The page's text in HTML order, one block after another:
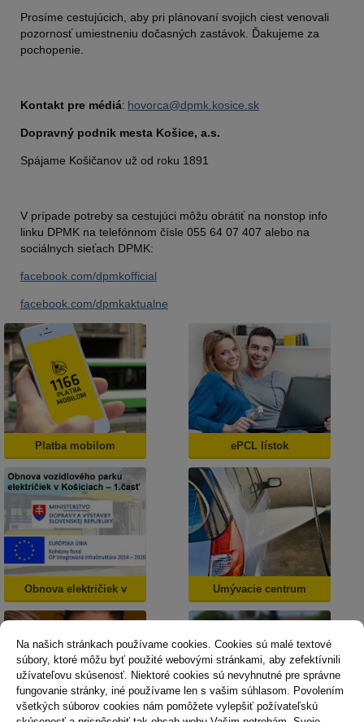
Na našich stránkach používame cookies. Cookies sú malé textové
súbory, ktoré môžu byť použité webovými stránkami, aby zefektívnili
užívateľovu skúsenosť. Niektoré cookies sú nevyhnutné pre správne
fungovanie stránky, iné používame len s vašim súhlasom. Povolením
všetkých súborov cookies nám pomôžete vylepšiť požívateľskú
Prosíme cestujúcich, aby pri plánovaní svojich ciest venovali
pozornosť umiestneniu dočasných zastávok. Ďakujeme za
pochopenie.
Kontakt pre médiá: hovorca@dpmk.kosice.sk
Dopravný podnik mesta Košice, a.s.
Spájame Košičanov už od roku 1891
V prípade potreby sa cestujúci môžu obrátiť na nonstop info
linku DPMK na telefónnom čísle 055 64 07 407 alebo na
sociálnych sieťach DPMK:
facebook.com/dpmkofficial
facebook.com/dpmkaktualne
Platba mobilom ePCL lístok
Obnova električiek v
Košiciach
Umývacie centrum